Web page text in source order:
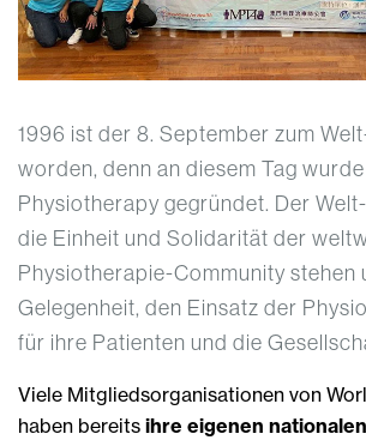
1996 ist der 8. September zum
worden, denn an diesem Tag wurde
Physiotherapy gegründet. Der
die Einheit und Solidarität der
Physiotherapie-Community stehen
Gelegenheit, den Einsatz der
für ihre Patienten und die
Viele Mitgliedsorganisationen von
haben bereits ihre eigenen